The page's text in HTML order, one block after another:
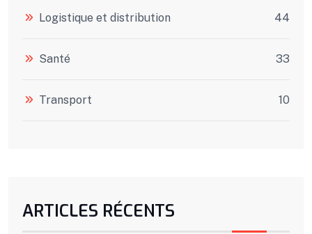
Logistique et distribution 44
Santé 33
Transport 10
ARTICLES RÉCENTS